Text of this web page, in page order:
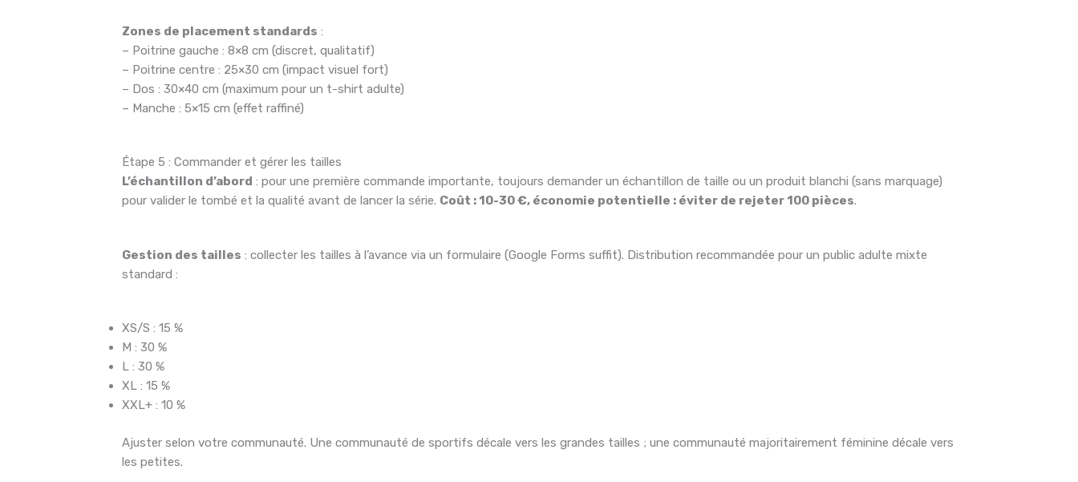
Zones de placement standards :
– Poitrine gauche : 8×8 cm (discret, qualitatif)
– Poitrine centre : 25×30 cm (impact visuel fort)
– Dos : 30×40 cm (maximum pour un t-shirt adulte)
– Manche : 5×15 cm (effet raffiné)
Étape 5 : Commander et gérer les tailles
L’échantillon d’abord : pour une première commande importante, toujours demander un échantillon de taille ou un produit blanchi (sans marquage)
pour valider le tombé et la qualité avant de lancer la série. Coût : 10-30 €, économie potentielle : éviter de rejeter 100 pièces.
Gestion des tailles : collecter les tailles à l’avance via un formulaire (Google Forms suffit). Distribution recommandée pour un public adulte mixte
standard :
XS/S : 15 %
M : 30 %
L : 30 %
XL : 15 %
XXL+ : 10 %
Ajuster selon votre communauté. Une communauté de sportifs décale vers les grandes tailles ; une communauté majoritairement féminine décale vers
les petites.